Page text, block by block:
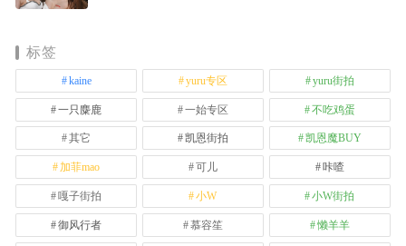
标签
kaine yuru专区 yuru街拍
一只麋鹿 一始专区 不吃鸡蛋
其它 凯恩街拍 凯恩魔BUY
加菲mao 可儿 咔喳
嘎子街拍 小W 小W街拍
御风行者 慕容笙 懒羊羊